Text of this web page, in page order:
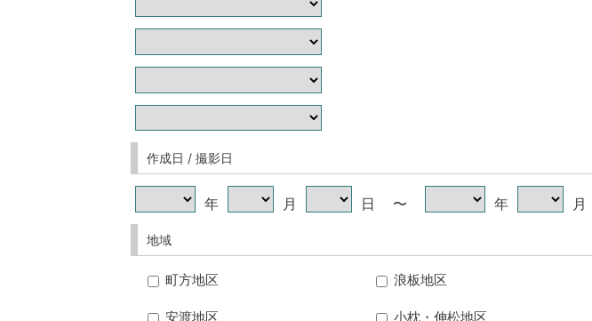
作成日 / 撮影日
年 月 日 〜 年 月
地域
町方地区 浪板地区
安渡地区 小枕・伸松地区